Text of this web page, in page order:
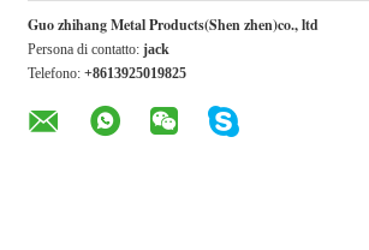
Guo zhihang Metal Products(Shen zhen)co., ltd
Persona di contatto: jack
Telefono: +8613925019825